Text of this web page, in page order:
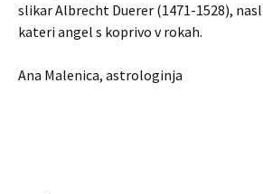
slikar Albrecht Duerer (1471-1528),
kateri angel s koprivo v rokah.
Ana Malenica, astrologinja